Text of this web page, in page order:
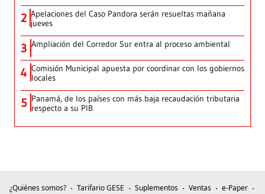
2 Apelaciones del Caso Pandora serán resueltas mañana
jueves
3 Ampliación del Corredor Sur entra al proceso ambiental
4 Comisión Municipal apuesta por coordinar con los gobiernos
locales
5 Panamá, de los países con más baja recaudación tributaria
respecto a su PIB
¿Quiénes somos? Tarifario GESE Suplementos Ventas
e-Paper